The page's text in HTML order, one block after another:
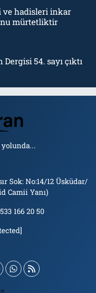
ve hadisleri inkar
mürtetliktir
54. sayı çıktı
Sok: No:14/12 Üsküdar/
Camii Yanı)
166 20 50